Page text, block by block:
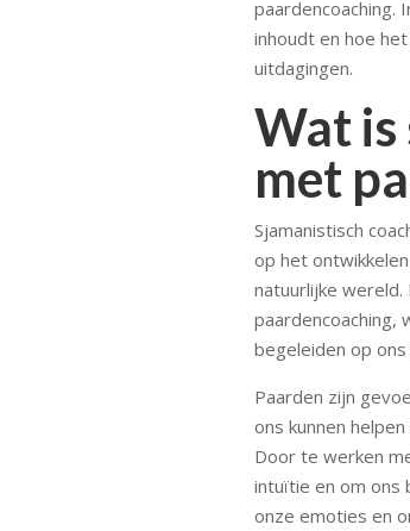
paardencoaching.
inhoudt en hoe
uitdagingen.
Wat is
met
Sjamanistisch
op het
natuurlijke wereld.
paardencoaching,
begeleiden op ons
Paarden zijn
ons kunnen
Door te werken
intuïtie en om ons
onze emoties en